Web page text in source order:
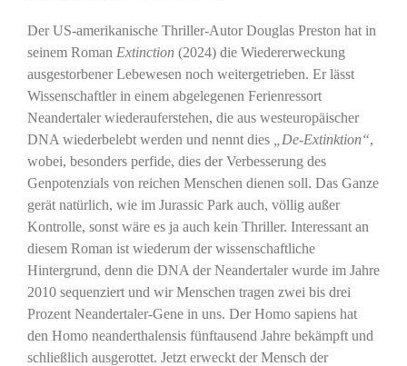
Der US-amerikanische Thriller-Autor Douglas Preston hat in
seinem Roman Extinction (2024) die Wiedererweckung
ausgestorbener Lebewesen noch weitergetrieben. Er lässt
Wissenschaftler in einem abgelegenen Ferienressort
Neandertaler wiederauferstehen, die aus westeuropäischer
DNA wiederbelebt werden und nennt dies
„De-Extinktion“,
wobei, besonders perfide, dies der Verbesserung des
Genpotenzials von reichen Menschen dienen soll. Das Ganze
gerät natürlich, wie im Jurassic Park auch, völlig außer
Kontrolle, sonst wäre es ja auch kein Thriller. Interessant an
diesem Roman ist wiederum der wissenschaftliche
Hintergrund, denn die DNA der Neandertaler wurde im Jahre
2010 sequenziert und wir Menschen tragen zwei bis drei
Prozent Neandertaler-Gene in uns. Der Homo sapiens hat
den Homo neanderthalensis fünftausend Jahre bekämpft und
schließlich ausgerottet. Jetzt erweckt der Mensch der